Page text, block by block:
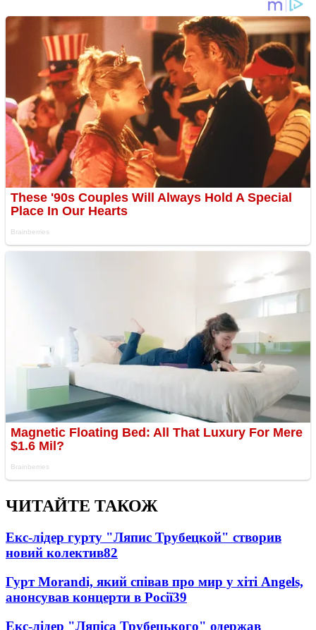
ЧИТАЙТЕ ТАКОЖ
Екс-лідер гурту "Ляпис Трубецкой" створив
новий колектив82
Гурт Morandi, який співав про мир у хіті Angels,
анонсував концерти в Росії39
Екс-лідер "Ляпіса Трубецького" одержав